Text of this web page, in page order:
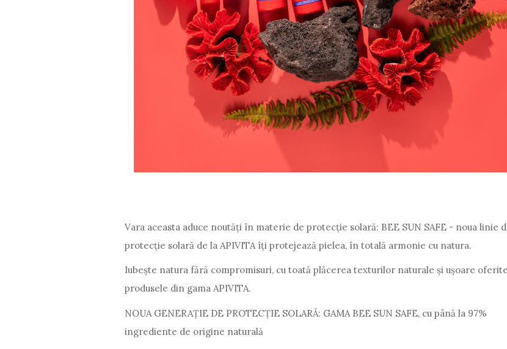
Vara aceasta aduce noutăți în materie de protecție solară: BEE SUN SAFE - noua linie
protecție solară de la APIVITA îți protejează pielea, în totală armonie cu natura.
Iubește natura fără compromisuri, cu toată plăcerea texturilor naturale și ușoare
produsele din gama APIVITA.
NOUA GENERAȚIE DE PROTECȚIE SOLARĂ: GAMA BEE SUN SAFE, cu până la 97%
ingrediente de origine naturală